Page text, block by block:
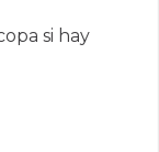
si hay